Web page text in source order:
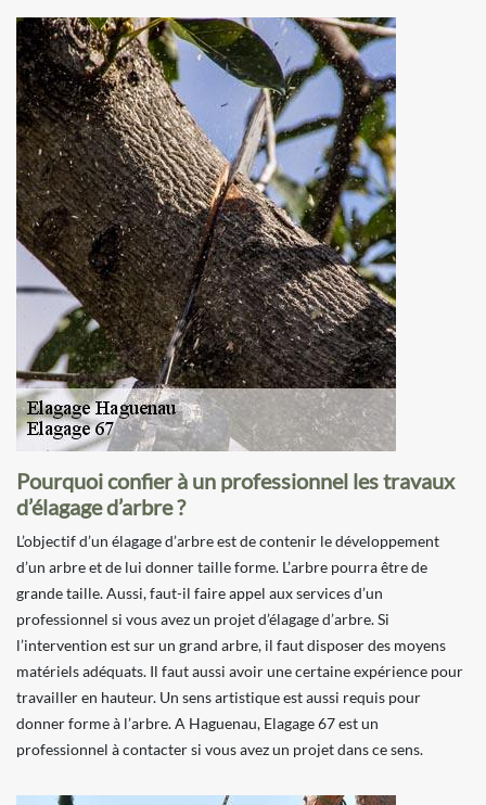
Pourquoi confier à un professionnel les travaux
d’élagage d’arbre ?
L’objectif d’un élagage d’arbre est de contenir le développement
d’un arbre et de lui donner taille forme. L’arbre pourra être de
grande taille. Aussi, faut-il faire appel aux services d’un
professionnel si vous avez un projet d’élagage d’arbre. Si
l’intervention est sur un grand arbre, il faut disposer des moyens
matériels adéquats. Il faut aussi avoir une certaine expérience pour
travailler en hauteur. Un sens artistique est aussi requis pour
donner forme à l’arbre. A Haguenau, Elagage 67 est un
professionnel à contacter si vous avez un projet dans ce sens.